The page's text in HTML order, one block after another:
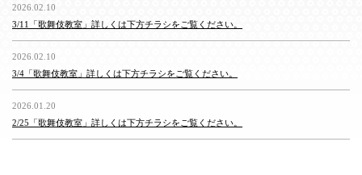
2026.02.10
3/11「歌舞伎教室」詳しくは下方チラシをご覧ください。
2026.02.10
3/4「歌舞伎教室」詳しくは下方チラシをご覧ください。
2026.01.20
2/25「歌舞伎教室」詳しくは下方チラシをご覧ください。